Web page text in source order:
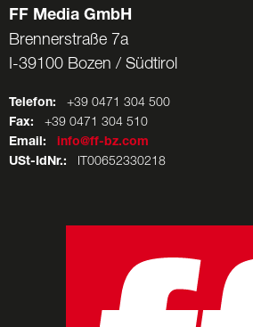
FF Media GmbH
Brennerstraße 7a
I-39100 Bozen / Südtirol
Telefon: +39 0471 304 500
Fax: +39 0471 304 510
Email:
info@ff-bz.com
USt-IdNr.: IT00652330218